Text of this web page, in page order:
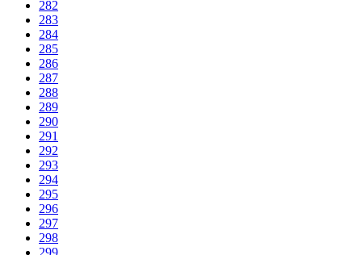
282
283
284
285
286
287
288
289
290
291
292
293
294
295
296
297
298
299